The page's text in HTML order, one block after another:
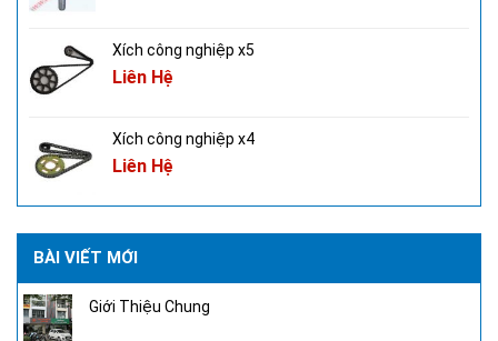
Xích công nghiệp x5
Liên Hệ
Xích công nghiệp x4
Liên Hệ
BÀI VIẾT MỚI
Giới Thiệu Chung